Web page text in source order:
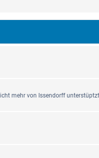
mehr von Issendorff